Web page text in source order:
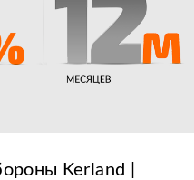
Kerland |